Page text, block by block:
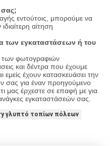
σας;
εντούτοις, μπορούμε να
αίτηση
των εγκαταστάσεων ή του
των φωτογραφιών
και δέντρα που έχουμε
εμείς έχουν κατασκευάσει την
σας για έναν προηγούμενο
μας έρχεστε σε επαφή με για
εγκαταστάσεών σας.
γλυπτό τοπίων πόλεων